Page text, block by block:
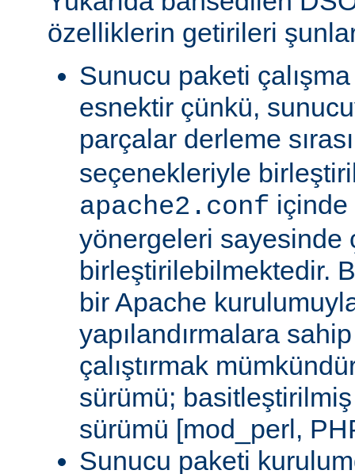
özelliklerin getirileri
Sunucu paketi
esnektir çünkü,
parçalar derleme
seçenekleriyle
apache2.conf içinde
yönergeleri sayesinde
birleştirilebilmektedir.
bir Apache
yapılandırmalara
çalıştırmak
sürümü;
sürümü [mod_perl,
Sunucu paketi